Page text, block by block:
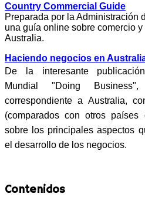
Country Commercial Guide
Preparada por la Administración
una guía online sobre comercio
Australia.
Haciendo negocios en
De la interesante
Mundial "Doing
correspondiente a Australia,
(comparados con otros
sobre los principales aspectos
el desarrollo de los negocios.
Contenidos